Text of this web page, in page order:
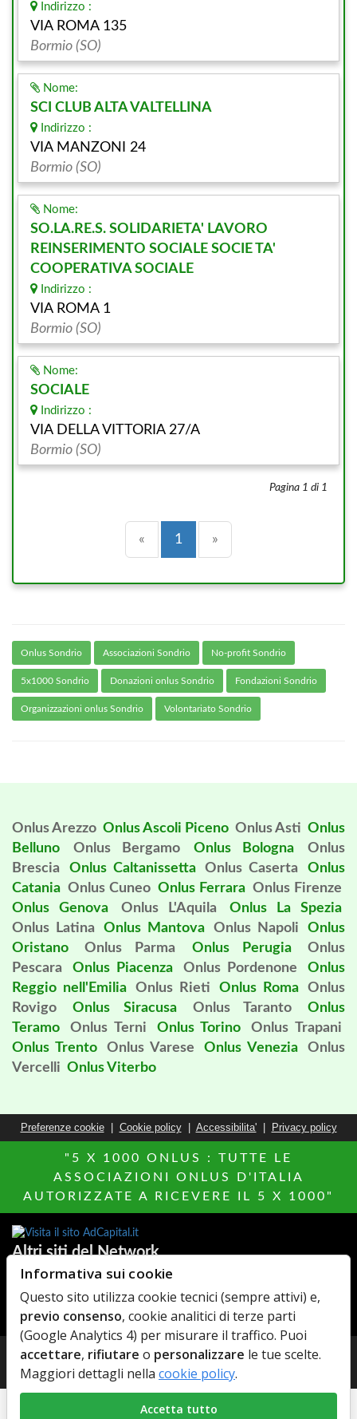
Indirizzo :
VIA ROMA 135
Bormio (SO)
Nome:
SCI CLUB ALTA VALTELLINA
Indirizzo :
VIA MANZONI 24
Bormio (SO)
Nome:
SO.LA.RE.S. SOLIDARIETA' LAVORO
REINSERIMENTO SOCIALE SOCIE TA'
COOPERATIVA SOCIALE
Indirizzo :
VIA ROMA 1
Bormio (SO)
Nome:
SOCIALE
Indirizzo :
VIA DELLA VITTORIA 27/A
Bormio (SO)
Pagina 1 di 1
« Precedente
1 (current)
»
Onlus Sondrio Associazioni Sondrio No-profit Sondrio
5x1000 Sondrio Donazioni onlus Sondrio Fondazioni Sondrio
Organizzazioni onlus Sondrio Volontariato Sondrio
Onlus Arezzo Onlus Ascoli Piceno Onlus Asti Onlus
Belluno
Onlus Bergamo Onlus Bologna
Onlus
Brescia
Onlus Caltanissetta Onlus Caserta
Onlus
Catania Onlus Cuneo Onlus Ferrara Onlus Firenze
Onlus Genova
Onlus L'Aquila
Onlus La Spezia
Onlus Latina
Onlus Mantova Onlus Napoli
Onlus
Oristano
Onlus Parma Onlus Perugia
Onlus
Pescara
Onlus Piacenza Onlus Pordenone
Onlus
Reggio nell'Emilia
Onlus Rieti Onlus Roma
Onlus
Rovigo
Onlus Siracusa Onlus Taranto
Onlus
Teramo
Onlus Terni Onlus Torino
Onlus Trapani
Onlus Trento
Onlus Varese Onlus Venezia
Onlus
Vercelli Onlus Viterbo
Preferenze cookie| Cookie policy| Accessibilita'| Privacy policy
"5 X 1000 ONLUS : TUTTE LE
ASSOCIAZIONI ONLUS D'ITALIA
AUTORIZZATE A RICEVERE IL 5 X 1000"
Altri siti del Network
Hotels Italia
Di chi Ã¨ MediacareFibra
AdCapital Agenzie Immobiliari
© Copyright 2026 AdCapital S.r.L. - P.Iva: IT11372821006 -
Privacy Policy-Cookie Policy
Informativa sui cookie
Questo sito utilizza cookie tecnici (sempre attivi) e,
previo consenso, cookie analitici di terze parti
(Google Analytics 4) per misurare il traffico. Puoi
accettare, rifiutare o personalizzare le tue scelte.
Maggiori dettagli nella cookie policy.
Accetta tutto